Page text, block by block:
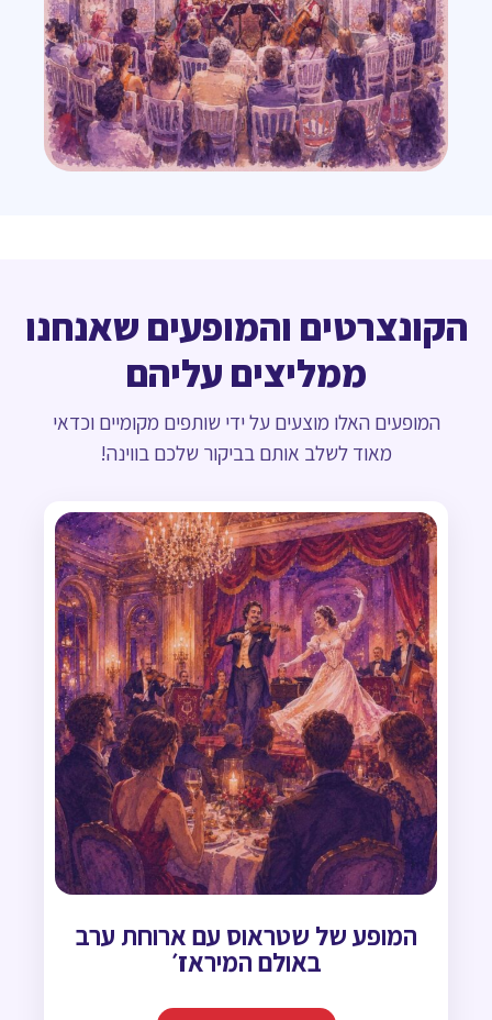
הקונצרטים והמופעים שאנחנו
ממליצים עליהם
המופעים האלו מוצעים על ידי שותפים מקומיים וכדאי
מאוד לשלב אותם בביקור שלכם בווינה!
המופע של שטראוס עם ארוחת ערב
באולם המיראז׳